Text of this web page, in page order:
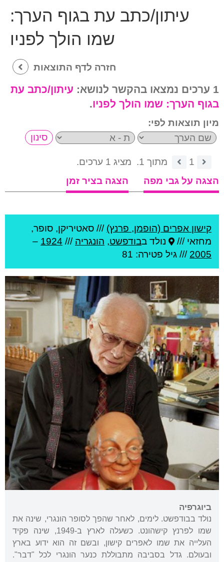
עיתון/כתב עת בגוף הערך:
שמו הולך לפניו
חזרה לדף התוצאות
1 ערכים נמצאו בהקשר לנושא:
עיתון/כתב עת
בגוף הערך: שמו הולך לפניו.
מיון תוצאות לפי:
1 מתוך 1.
מציג 1 ערכים.
הצגה על גבי מפה
הצגה בציר זמן
קישון אפרים (הופמן, פרנץ) /// סאטיריקן, סופר,
מחזאי ///
נולד בבודפשט, הונגריה ///
1924
–
2005 /// גיל פטירה: 81
ביוגרפיה
נולד בבודפשט. לימים, לאחר שהפך לסופר הונגרי, שינה את
שמו לפרנץ קישהונט. כשעלה לארץ ב-1949, שינה פקיד
העלייה את שמו לאפרים קישון, ובשם זה הוא ידוע בארץ
ובעולם. גדל בסביבה מתבוללת כנער הונגרי לכל "דבר".